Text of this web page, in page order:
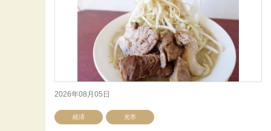
2026年08月05日
経済 光市